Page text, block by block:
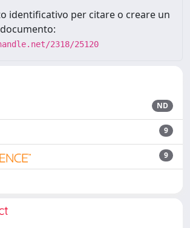
identificativo per citare o creare un
2318/25120
ND
9
9